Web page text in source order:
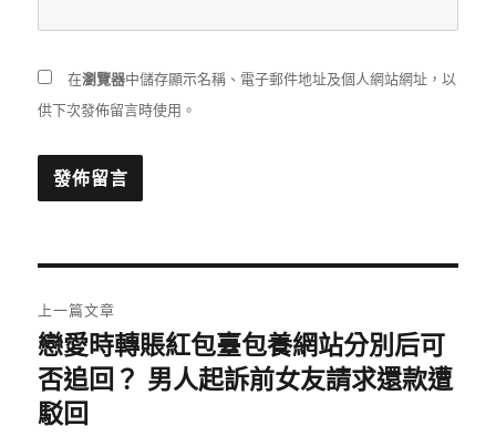
在瀏覽器中儲存顯示名稱、電子郵件地址及個人網站網址，以
供下次發佈留言時使用。
章
導
覽
上一篇文章
上
一
篇
戀愛時轉賬紅包臺包養網站分別后可
否追回？ 男人起訴前女友請求還款遭
駁回